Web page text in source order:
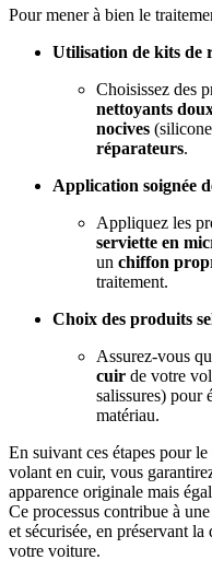
Pour mener à bien le
Utilisation de kits de
Choisissez des
nettoyants
nocives
réparateurs.
Application soignée
Appliquez les
serviette en
un chiffon
traitement.
Choix des produits
Assurez-vous
cuir de votre
salissures) pour
matériau.
En suivant ces étapes pour
volant en cuir, vous
apparence originale mais
Ce processus contribue à
et sécurisée, en préservant
votre voiture.